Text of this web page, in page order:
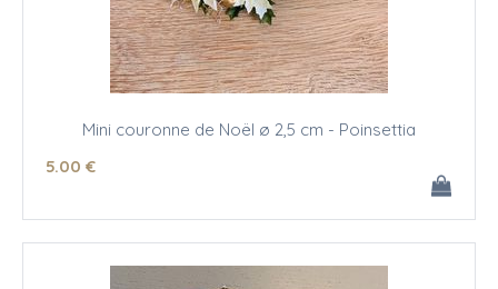
Mini couronne de Noël ø 2,5 cm - Poinsettia
5.00 €